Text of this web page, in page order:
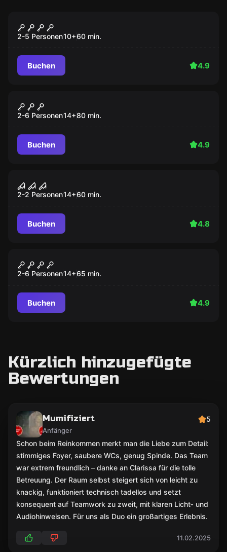
Die Hexenhütte
2-5 Personen10+60 min.
Buchen 4.9
Drachenhöhle 2.0
2-6 Personen14+80 min.
Buchen 4.9
Mumifiziert
2-2 Personen14+60 min.
Buchen 4.8
Der Schatz des Kolumbus
2-6 Personen14+65 min.
Buchen 4.9
Kürzlich hinzugefügte
Bewertungen
Mumifiziert
Anfänger
5
Schon beim Reinkommen merkt man die Liebe zum Detail:
stimmiges Foyer, saubere WCs, genug Spinde. Das Team
war extrem freundlich – danke an Clarissa für die tolle
Betreuung. Der Raum selbst steigert sich von leicht zu
knackig, funktioniert technisch tadellos und setzt
konsequent auf Teamwork zu zweit, mit klaren Licht‑ und
Audiohinweisen. Für uns als Duo ein großartiges Erlebnis.
11.02.2025